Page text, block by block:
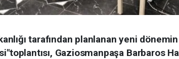
tarafından planlanan yeni
Gaziosmanpaşa Barbaros